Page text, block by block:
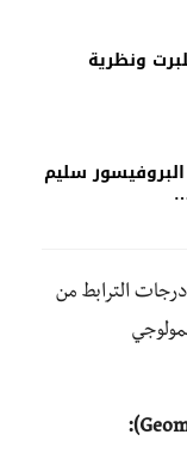
ونظرية
سليم
الترابط من